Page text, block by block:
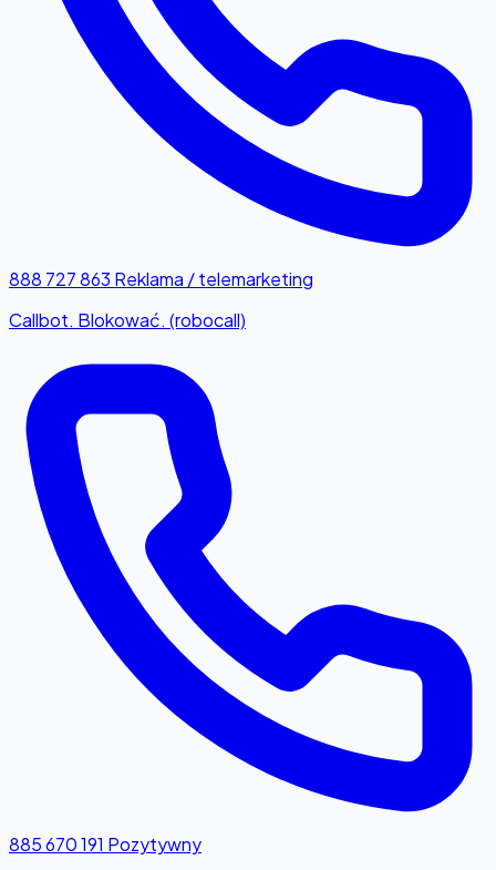
888 727 863 Reklama / telemarketing
Callbot. Blokować. (robocall)
885 670 191 Pozytywny